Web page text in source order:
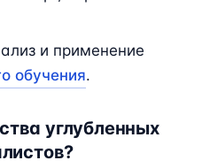
и применение
обучения.
углубленных